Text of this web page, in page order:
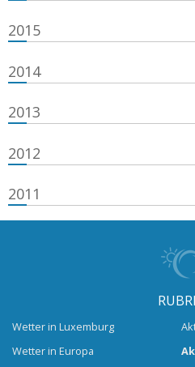
2015
2014
2013
2012
2011
Wetter in Luxemburg
Wetter in Europa